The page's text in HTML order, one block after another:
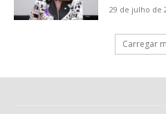
29 de julho de
Carregar